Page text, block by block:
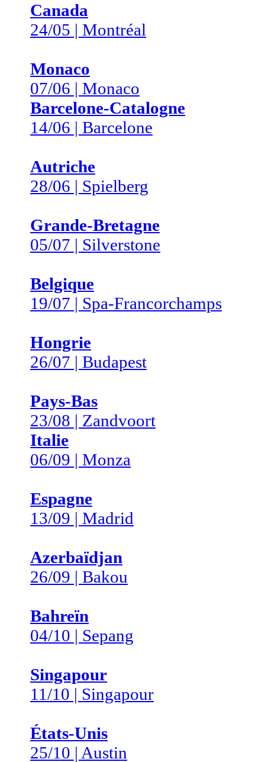
Canada
24/05 | Montréal
Monaco
07/06 | Monaco
Barcelone-Catalogne
14/06 | Barcelone
Autriche
28/06 | Spielberg
Grande-Bretagne
05/07 | Silverstone
Belgique
19/07 | Spa-Francorchamps
Hongrie
26/07 | Budapest
Pays-Bas
23/08 | Zandvoort
Italie
06/09 | Monza
Espagne
13/09 | Madrid
Azerbaïdjan
26/09 | Bakou
Bahreïn
04/10 | Sepang
Singapour
11/10 | Singapour
États-Unis
25/10 | Austin